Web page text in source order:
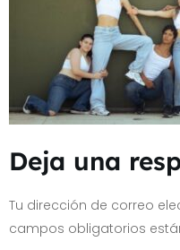
Deja una
Tu dirección de correo
campos obligatorios